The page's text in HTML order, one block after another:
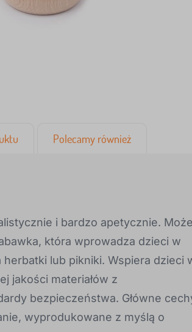
Polecamy również
i bardzo apetycznie.
która wprowadza dzieci w
lub pikniki. Wspiera dzieci
jakości materiałów z
bezpieczeństwa. Główne
wyprodukowane z myślą o